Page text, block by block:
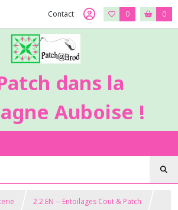
Contact 0 0
dans la
Auboise !
2.2.EN -- Entoilages Cout & Patch